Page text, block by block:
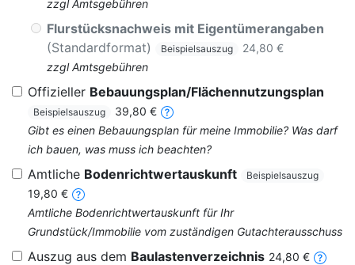
zzgl Amtsgebühren
Flurstücksnachweis mit Eigentümerangaben
(Standardformat)
Beispielsauszug
24,80 €
zzgl Amtsgebühren
Offizieller Bebauungsplan/Flächennutzungsplan
Beispielsauszug
39,80 €
Gibt es einen Bebauungsplan für meine Immobilie? Was darf
ich bauen, was muss ich beachten?
Amtliche Bodenrichtwertauskunft Beispielsauszug
19,80 €
Amtliche Bodenrichtwertauskunft für Ihr
Grundstück/Immobilie vom zuständigen Gutachterausschuss
Auszug aus dem Baulastenverzeichnis 24,80 €